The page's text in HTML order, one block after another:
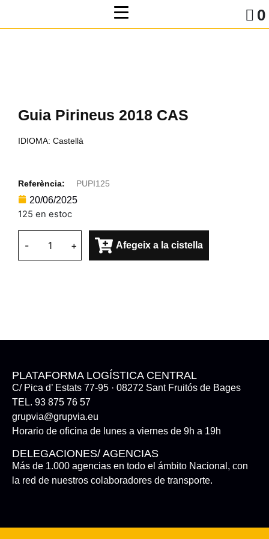
0
Guia Pirineus 2018 CAS
IDIOMA: Castellà
Referència: PUPI125
20/06/2025
125 en estoc
- + Afegeix a la cistella
PLATAFORMA LOGÍSTICA CENTRAL
C/ Pica d’ Estats 77-95 · 08272 Sant Fruitós de Bages
TEL. 93 875 76 57
grupvia@grupvia.eu
Horario de oficina de lunes a viernes de 9h a 19h
DELEGACIONES/ AGENCIAS
Más de 1.000 agencias en todo el ámbito Nacional, con
la red de nuestros colaboradores de transporte.